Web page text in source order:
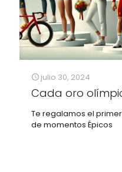
julio 30, 2024
Cada oro
Te regalamos el
de momentos Épicos